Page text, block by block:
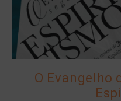
O Evangelho